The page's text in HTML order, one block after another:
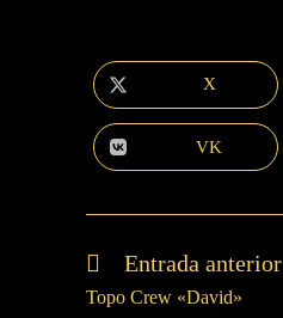
X
VK
Entrada anterior
Topo Crew «David»